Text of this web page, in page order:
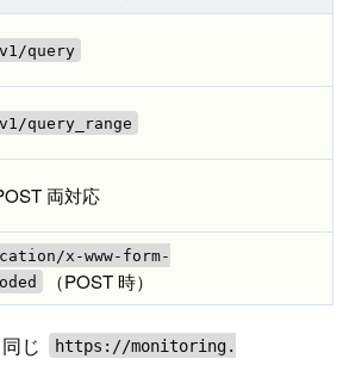
query
query_range
両対応
x-www-form-
（POST 時）
じ
https://monitoring.